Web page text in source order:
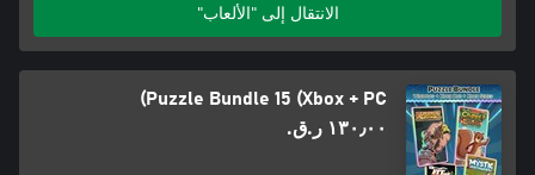
الانتقال إلى "الألعاب"
Puzzle Bundle 15 (Xbox + PC)
١٣٠٫٠٠ ر.ق.‏